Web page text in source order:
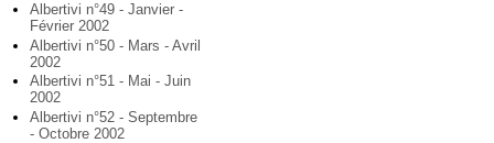
Albertivi n°49 - Janvier -
Février 2002
Albertivi n°50 - Mars - Avril
2002
Albertivi n°51 - Mai - Juin
2002
Albertivi n°52 - Septembre
- Octobre 2002